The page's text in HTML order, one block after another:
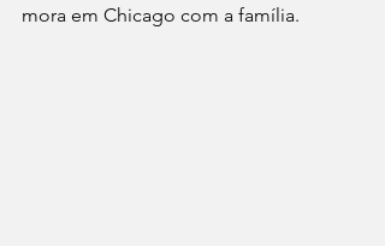
mora em Chicago com a família.